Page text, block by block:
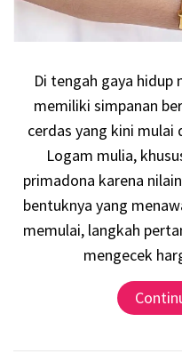
Di tengah gaya hidup
memiliki simpanan
cerdas yang kini mulai
Logam mulia,
primadona karena
bentuknya yang
memulai, langkah
mengecek